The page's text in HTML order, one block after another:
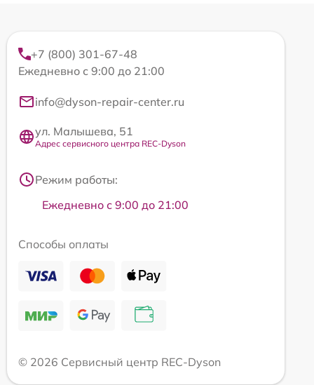
+7 (800) 301-67-48
Ежедневно с 9:00 до 21:00
info@dyson-repair-center.ru
ул. Малышева, 51
Адрес сервисного центра REC-Dyson
Режим работы:
Ежедневно с 9:00 до 21:00
Способы оплаты
© 2026 Сервисный центр REC-Dyson